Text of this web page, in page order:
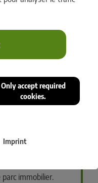
Only accept required
cookies.
Imprint
immobilier. La
immobilier.